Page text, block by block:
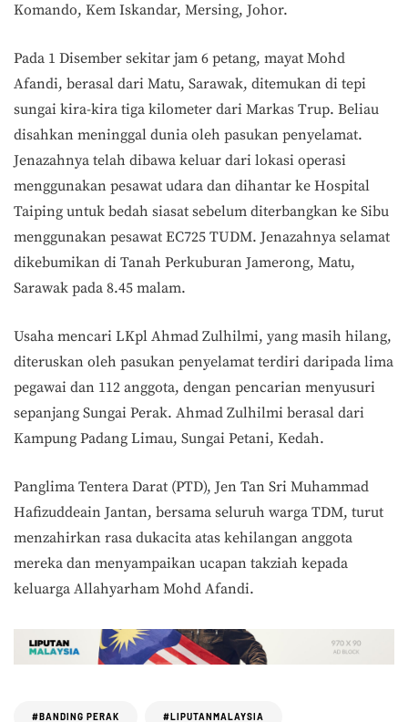
Komando, Kem Iskandar, Mersing, Johor.
Pada 1 Disember sekitar jam 6 petang, mayat Mohd
Afandi, berasal dari Matu, Sarawak, ditemukan di tepi
sungai kira-kira tiga kilometer dari Markas Trup. Beliau
disahkan meninggal dunia oleh pasukan penyelamat.
Jenazahnya telah dibawa keluar dari lokasi operasi
menggunakan pesawat udara dan dihantar ke Hospital
Taiping untuk bedah siasat sebelum diterbangkan ke Sibu
menggunakan pesawat EC725 TUDM. Jenazahnya selamat
dikebumikan di Tanah Perkuburan Jamerong, Matu,
Sarawak pada 8.45 malam.
Usaha mencari LKpl Ahmad Zulhilmi, yang masih hilang,
diteruskan oleh pasukan penyelamat terdiri daripada lima
pegawai dan 112 anggota, dengan pencarian menyusuri
sepanjang Sungai Perak. Ahmad Zulhilmi berasal dari
Kampung Padang Limau, Sungai Petani, Kedah.
Panglima Tentera Darat (PTD), Jen Tan Sri Muhammad
Hafizuddeain Jantan, bersama seluruh warga TDM, turut
menzahirkan rasa dukacita atas kehilangan anggota
mereka dan menyampaikan ucapan takziah kepada
keluarga Allahyarham Mohd Afandi.
#BANDING PERAK #LIPUTANMALAYSIA